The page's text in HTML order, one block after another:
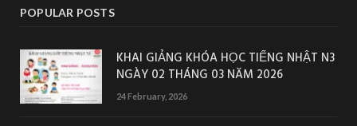
POPULAR POSTS
KHAI GIẢNG KHÓA HỌC TIẾNG NHẬT N3
NGÀY 02 THÁNG 03 NĂM 2026
24 February, 2026